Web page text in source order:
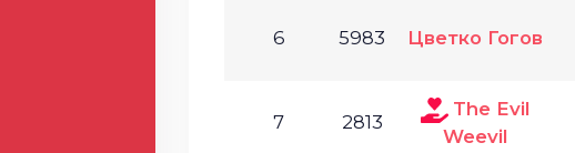
6 5983 Цветко Гогов
7 2813
The Evil
Weevil